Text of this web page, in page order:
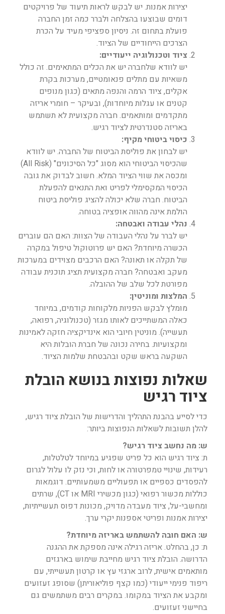
יצירות אמנות. יש לבקש לראות תיעוד של פרויקטים
דומים שבוצעו בהצלחה ולברר כמה זמן החברה
פועלת בתחום זה. ניסיון ספציפי מעיד על הכרת
הצרכים הייחודיים של הציוד.
ציוד וטכנולוגיה ייעודיים:
יש לוודא שלחברה יש את הכלים המתאימים. זה כולל
משאיות עם מתלים פנאומטיים, מערכות בקרת
אקלים, ציוד הרמה והנפה מתאים (כגון מנופים
קטנים או עגלות מיוחדות), ובעיקר – חומרי אריזה
מתקדמים ומותאמים. חברה מקצועית לא תשתמש
באריזה סטנדרטית לציוד רגיש.
כיסוי ביטוחי מקיף:
יש לבחון את פוליסת הביטוח של החברה. יש לוודא
שהכיסוי הביטוחי הוא מסוג "כל הסיכונים" (All Risk)
ומכסה את שווי הציוד המלא. חשוב לבדוק את גובה
הכיסוי המקסימלי לפריט ואת התנאים להפעלת
הביטוח. חברה שלא יכולה להציג פוליסת ביטוח
הולמת אינה מהווה אופציה בטוחה.
נהלי עבודה ואבטחה:
יש לברר על נהלי העבודה של הצוות: האם הם עוברים
הכשרה מיוחדת? האם יש פרוטוקול טיפול במקרה
של תקלה או תאונה? האם הרכבים מצוידים במערכות
מעקב ואבטחה? חברה מקצועית תציג תוכנית עבודה
מפורטת לכל שלב של ההובלה.
המלצות ומוניטין:
מומלץ לבקש הפניות מלקוחות קודמים, במיוחד
כאלה המשתייכים לאותו מגזר (טכנולוגיה, רפואה,
תעשייה). מוניטין חיובי הוא אינדיקציה חזקה לאמינות
ומקצועיות. בחירה נכונה של חברת הובלות היא
השקעה בראש שקט ובהבטחת שלמות הציוד.
שאלות נפוצות בנושא הובלת
ציוד רגיש
כדי לסייע בהבנת התהליך והדרישות של הובלת ציוד רגיש,
להלן תשובות לשאלות הנפוצות ביותר:
ש: מה נחשב ציוד רגיש?
ת: ציוד רגיש הוא כל פריט שפגיע במיוחד לטלטלות,
רעידות, שינויי טמפרטורה או לחות, וכי נזק לו עלול לגרום
להפסדים כספיים או תפעוליים משמעותיים. דוגמאות
כוללות מכשור רפואי (כגון מכשירי MRI או CT), שרתים
ומחשבי-על, ציוד מעבדה מדויק, מכונות דפוס תעשייתיות,
יצירות אמנות ופריטי אספנות יקרי ערך.
ש: האם חובה להשתמש באריזה מיוחדת?
ת: כן, בהחלט. אריזה רגילה אינה מספקת את ההגנה
הדרושה. הובלת ציוד רגיש מחייבת שימוש בארגזים
מותאמים אישית, לרוב ארגזי עץ או קרטון תעשייתי, עם
ריפוד פנימי ייעודי (כמו קצף פוליאוריתן) שסופג זעזועים
ומקבע את הציוד במקומו. במקרים רבים משתמשים גם
בחיישני זעזועים.